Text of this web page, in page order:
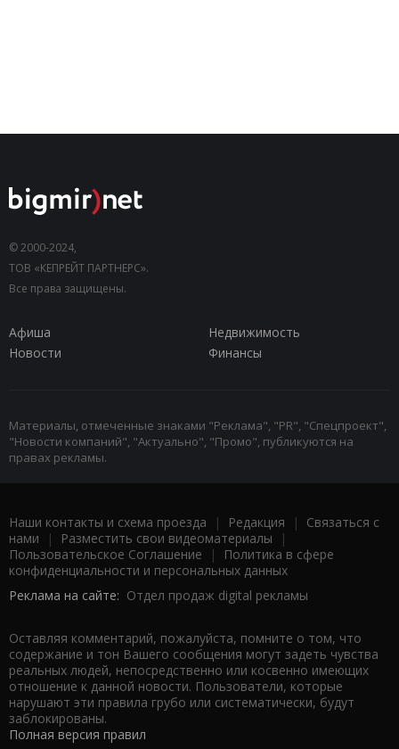
© 2000-2024,
ТОВ «КЕПРЕЙТ ПАРТНЕРС».
Все права защищены.
Афиша
Недвижимость
Новости
Финансы
Материалы, отмеченные знаками "Реклама", "PR", "Спецпроект",
"Новости компаний", "Актуально", "Промо", публикуются на
правах рекламы.
Наши контакты и схема проезда | Редакция | Связаться с
нами | Разместить свои видеоматериалы |
Пользовательское Соглашение |
Политика в сфере
конфиденциальности и персональных данных
Реклама на сайте: Отдел продаж digital рекламы
Оставляя комментарий, пожалуйста, помните о том, что
содержание и тон Вашего сообщения могут задеть чувства
реальных людей, непосредственно или косвенно имеющих
отношение к данной новости. Пользователи, которые
нарушают эти правила грубо или систематически, будут
заблокированы.
Полная версия правил